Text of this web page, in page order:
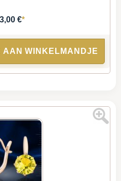
€*
AAN WINKELMANDJE